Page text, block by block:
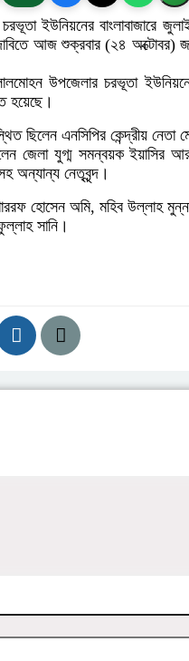
ইউনিয়নের বাংলাবাজারে
দাবিতে আজ শুক্রবার (২৪ অক্টোবর)
উপজেলার চরভূতা
হয়েছে।
ছিলেন এনসিপির কেন্দ্রীয় নেতা
জেলা যুগ্ম সমন্বয়ক ইয়াসির
অন্যান্য নেতৃবৃন্দ।
হোসেন অমি, মহিব উল্লাহ
সানি।